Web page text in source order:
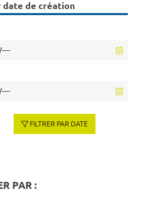
date de création
FILTRER PAR DATE
PAR :